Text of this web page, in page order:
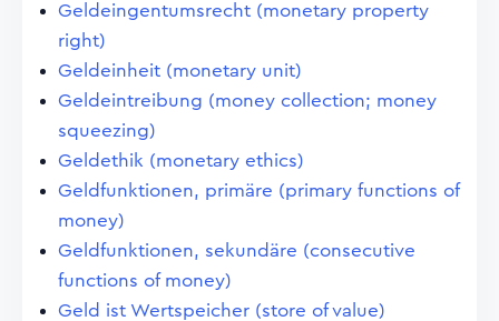
Geldeingentumsrecht (monetary property
right)
Geldeinheit (monetary unit)
Geldeintreibung (money collection; money
squeezing)
Geldethik (monetary ethics)
Geldfunktionen, primäre (primary functions of
money)
Geldfunktionen, sekundäre (consecutive
functions of money)
Geld ist Wertspeicher (store of value)